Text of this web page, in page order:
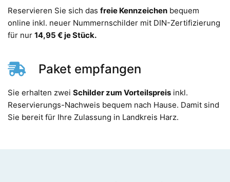
Reservieren Sie sich das freie Kennzeichen bequem
online inkl. neuer Nummernschilder mit DIN-Zertifizierung
für nur 14,95 € je Stück.
Paket empfangen
Sie erhalten zwei Schilder zum Vorteilspreis inkl.
Reservierungs-Nachweis bequem nach Hause. Damit sind
Sie bereit für Ihre Zulassung in Landkreis Harz.